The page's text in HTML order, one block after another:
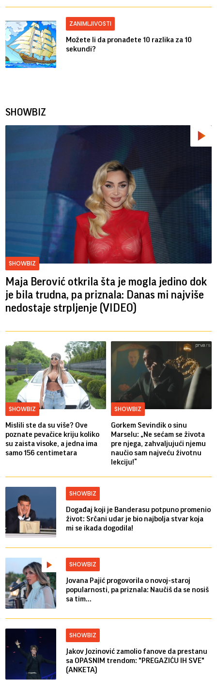
ZANIMLJIVOSTI
Možete li da pronađete 10 razlika za 10
sekundi?
SHOWBIZ
SHOWBIZ
Maja Berović otkrila šta je mogla jedino dok
je bila trudna, pa priznala: Danas mi najviše
nedostaje strpljenje (VIDEO)
SHOWBIZ
Mislili ste da su više? Ove
poznate pevačice kriju koliko
su zaista visoke, a jedna ima
samo 156 centimetara
SHOWBIZ
Gorkem Sevindik o sinu
Marselu: „Ne sećam se života
pre njega, zahvaljujući njemu
naučio sam najveću životnu
lekciju!“
SHOWBIZ
Događaj koji je Banderasu potpuno promenio
život: Srčani udar je bio najbolja stvar koja
mi se ikada dogodila!
SHOWBIZ
Jovana Pajić progovorila o novoj-staroj
popularnosti, pa priznala: Naučiš da se nosiš
sa tim...
SHOWBIZ
Jakov Jozinović zamolio fanove da prestanu
sa OPASNIM trendom: "PREGAZIĆU IH SVE"
(ANKETA)